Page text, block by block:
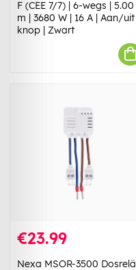
F (CEE 7/7) | 6-wegs | 5.00
m | 3680 W | 16 A | Aan/uit
knop | Zwart
€23.99
Nexa MSOR-3500 Dosrelä